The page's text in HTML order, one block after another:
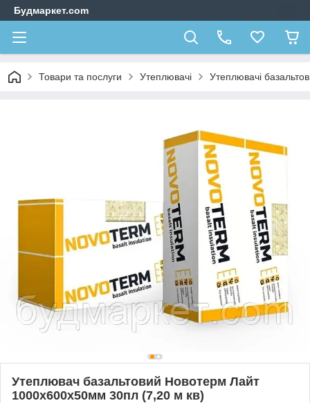
Будмаркет.com
Товари та послуги Утеплювачі Утеплювачі
Утеплювач базальтовий Новотерм Лайт
1000х600х50мм 30пл (7,20 м кв)